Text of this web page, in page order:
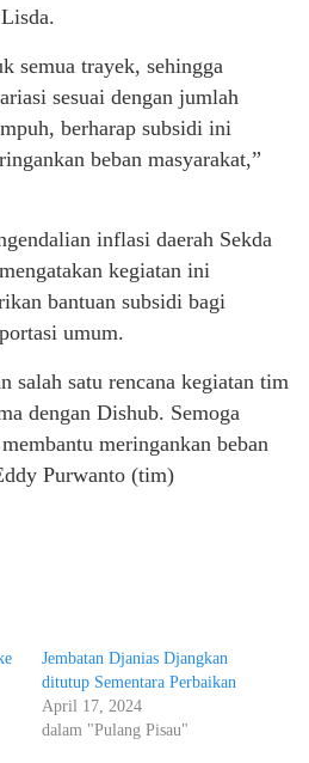
semua trayek, sehingga
sesuai dengan jumlah
berharap subsidi ini
beban masyarakat,”
inflasi daerah Sekda
kegiatan ini
bantuan subsidi bagi
umum.
salah satu rencana kegiatan tim
dengan Dishub. Semoga
meringankan beban
Purwanto (tim)
Jembatan Djanias Djangkan
ditutup Sementara Perbaikan
April 17, 2024
dalam "Pulang Pisau"